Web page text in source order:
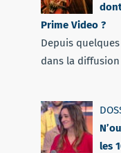
Prime Video ?
Depuis
dans la diffusion
les